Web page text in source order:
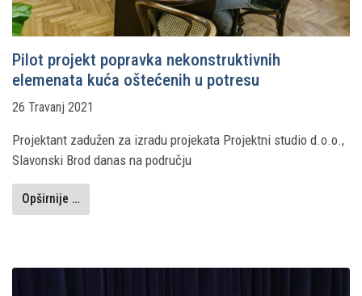
Pilot projekt popravka nekonstruktivnih
elemenata kuća oštećenih u potresu
26 Travanj 2021
Projektant zadužen za izradu projekata Projektni studio d.o.o.,
Slavonski Brod danas na području
Opširnije …